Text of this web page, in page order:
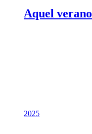
Aquel verano
2025